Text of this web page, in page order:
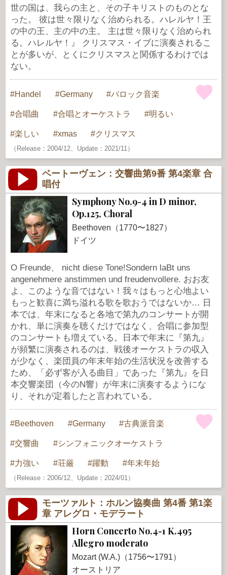
世の国は、我らの主と、その子キリストのものとな
った。 彼は世々限りなく治められる。ハレルヤ！王
の中の王、主の中の主。 主は世々限りなく治められ
る。ハレルヤ！』 クリスマス・イブに演奏されるこ
とが多いが、とくにクリスマスと関係するわけでは
ない。
Handel Germany バロック音楽
合唱曲 合唱とオーケストラ 明るい
楽しい xmas クリスマス
（Release：2004/12、Update：2021/11）
ベートーヴェン：交響曲第9番 第4楽章 合
唱付
Symphony No.9-4 in D minor,
Op.125, Choral
Beethoven（1770〜1827）
ドイツ
O Freunde、 nicht diese Tone!Sondern laBt uns
angenehmere anstimmen und freudenvollere. おお友
よ、このような音ではない！我々はもっと心地よい
もっと歓喜に満ち溢れる歌を歌おうではないか… 日
本では、年末になると各地で第九のコンサートが開
かれ、単に演奏を聴くだけではなく、合唱に参加型
のコンサートも増えている。日本で年末に『第九』
が頻繁に演奏されるのは、戦後オーケストラの収入
が少なく、楽団員の年末年始の生活状況を改善する
ため、「必ず客が入る曲目」であった『第九』を日
本交響楽団（今のN響）が年末に演奏するようにな
り、それが定着したと言われている。
Beethoven Germany 古典派音楽
交響曲 シンフォニックオーケストラ
力強い 荘厳 躍動 年末年始
（Release：2006/12、Update：2024/01）
モーツァルト：ホルン協奏曲 第4番 第1楽
章 アレグロ・モデラート
Horn Concerto No.4-1 K.495
Allegro moderato
Mozart (W.A.)（1756〜1791）
オーストリア